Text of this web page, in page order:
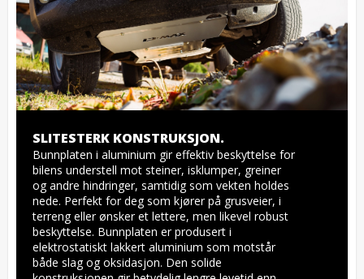
SLITESTERK KONSTRUKSJON.
Bunnplaten i aluminium gir effektiv beskyttelse for
bilens understell mot steiner, isklumper, greiner
og andre hindringer, samtidig som vekten holdes
nede. Perfekt for deg som kjører på grusveier, i
terreng eller ønsker et lettere, men likevel robust
beskyttelse. Bunnplaten er produsert i
elektrostatiskt lakkert aluminium som motstår
både slag og oksidasjon. Den solide